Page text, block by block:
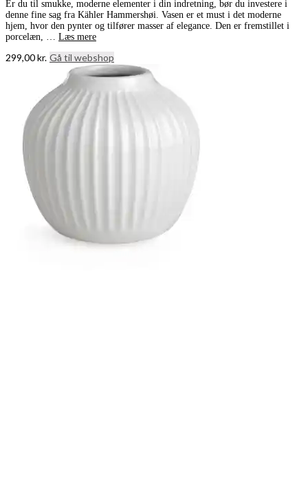
Er du til smukke, moderne elementer i din indretning, bør du investere i
denne fine sag fra Kähler Hammershøi. Vasen er et must i det moderne
hjem, hvor den pynter og tilfører masser af elegance. Den er fremstillet i
porcelæn, … Læs mere
299,00kr. Gå til webshop